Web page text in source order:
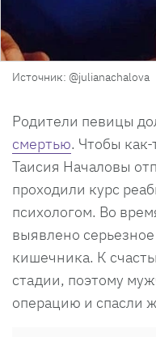
Источник: @julianachalova
Родители певицы
смертью. Чтобы
Таисия Началовы
проходили курс
психологом. Во
выявлено
кишечника. К
стадии, поэтому
операцию и спасли